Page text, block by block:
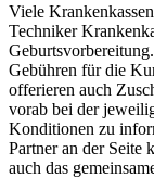
Viele
Techniker
Gebühren für die
offerieren auch
vorab bei der
Konditionen zu
Partner an der Seite
auch das